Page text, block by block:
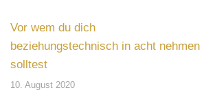
Vor wem du dich
beziehungstechnisch in acht nehmen
solltest
10. August 2020